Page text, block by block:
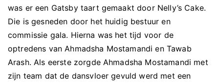
was er een Gatsby taart gemaakt door Nelly’s Cake.
Die is gesneden door het huidig bestuur en
commissie gala. Hierna was het tijd voor de
optredens van Ahmadsha Mostamandi en Tawab
Arash. Als eerste zorgde Ahmadsha Mostamandi met
zijn team dat de dansvloer gevuld werd met een